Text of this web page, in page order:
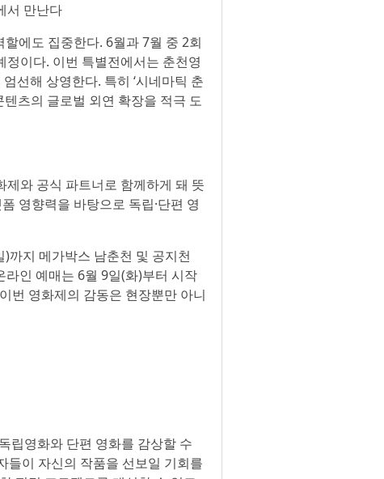
서 만난다
에도 집중한다. 6월과 7월 중 2회
정이다. 이번 특별전에서는 춘천영
선해 상영한다. 특히 ‘시네마틱 춘
츠의 글로벌 외연 확장을 적극 도
와 공식 파트너로 함께하게 돼 뜻
영향력을 바탕으로 독립·단편 영
까지 메가박스 남춘천 및 공지천
인 예매는 6월 9일(화)부터 시작
번 영화제의 감동은 현장뿐만 아니
립영화와 단편 영화를 감상할 수
들이 자신의 작품을 선보일 기회를